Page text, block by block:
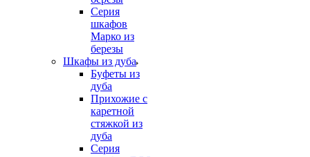
Серия
шкафов
Марко из
березы
Шкафы из дуба
Буфеты из
дуба
Прихожие с
каретной
стяжкой из
дуба
Серия